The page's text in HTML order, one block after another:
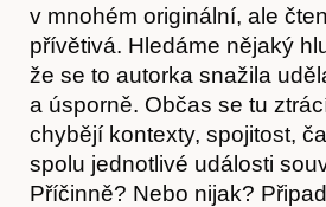
O nás
v mnohém originální, ale
přívětivá. Hledáme nějaký
že se to autorka snažila
a úsporně. Občas se tu
chybějí kontexty, spojitost,
spolu jednotlivé události
Příčinně? Nebo nijak?